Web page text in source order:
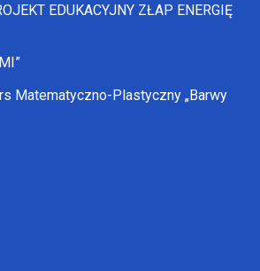
EDUKACYJNY ZŁAP ENERGIĘ
Matematyczno-Plastyczny „Barwy